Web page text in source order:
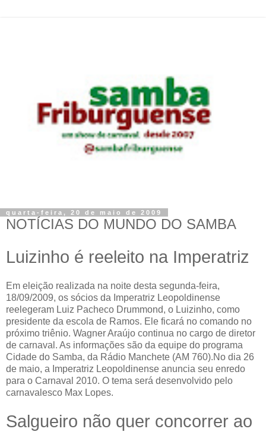
quarta-feira, 20 de maio de 2009
NOTÍCIAS DO MUNDO DO SAMBA
Luizinho é reeleito na Imperatriz
Em eleição realizada na noite desta segunda-feira,
18/09/2009, os sócios da Imperatriz Leopoldinense
reelegeram Luiz Pacheco Drummond, o Luizinho, como
presidente da escola de Ramos. Ele ficará no comando no
próximo triênio. Wagner Araújo continua no cargo de diretor
de carnaval. As informações são da equipe do programa
Cidade do Samba, da Rádio Manchete (AM 760).No dia 26
de maio, a Imperatriz Leopoldinense anuncia seu enredo
para o Carnaval 2010. O tema será desenvolvido pelo
carnavalesco Max Lopes.
Salgueiro não quer concorrer ao